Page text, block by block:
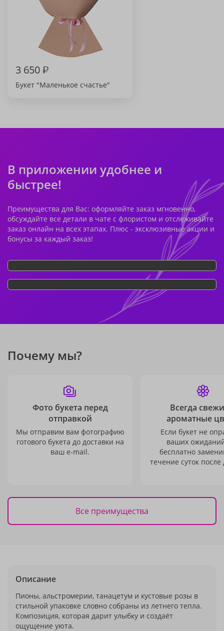
3 650₽
Букет "Маленькое счастье"
В приложении удобнее и
быстрее!
Преимущества для Вас: оформляйте заказ мгновенно,
обсуждайте все детали в чате с флористом и отслеживайте
заказ онлайн на всех этапах. Плюс - эксклюзивные акции и
бонусы за каждый заказ!
Почему мы?
Фото букета перед
отправкой
Мы отправим вам фотографию
готового букета до доставки на
ваш e-mail.
Всегда
ароматные
Если букет не
ваших
бесплатно
течение суток после
Все преимущества
Описание
Пионы, альстромерии, танацетум и кустовые розы в
стильной упаковке словно собраны из летнего тепла.
Композиция, которая дарит улыбку и создаёт
ощущение уюта.